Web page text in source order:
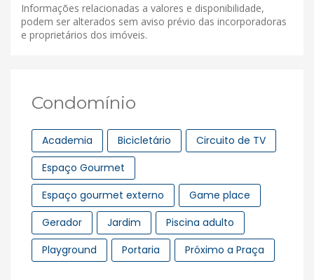
Informações relacionadas a valores e disponibilidade,
podem ser alterados sem aviso prévio das incorporadoras
e proprietários dos imóveis.
Condomínio
Academia Bicicletário
Circuito de TV
Espaço Gourmet
Espaço gourmet externo
Game place
Gerador
Jardim
Piscina adulto
Playground
Portaria Próximo a Praça